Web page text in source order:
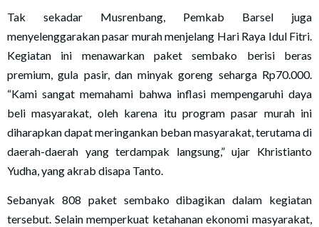
Tak sekadar Musrenbang, Pemkab Barsel juga
menyelenggarakan pasar murah menjelang Hari Raya Idul Fitri.
Kegiatan ini menawarkan paket sembako berisi beras
premium, gula pasir, dan minyak goreng seharga Rp70.000.
“Kami sangat memahami bahwa inflasi mempengaruhi daya
beli masyarakat, oleh karena itu program pasar murah ini
diharapkan dapat meringankan beban masyarakat, terutama di
daerah-daerah yang terdampak langsung,” ujar Khristianto
Yudha, yang akrab disapa Tanto.
Sebanyak 808 paket sembako dibagikan dalam kegiatan
tersebut. Selain memperkuat ketahanan ekonomi masyarakat,